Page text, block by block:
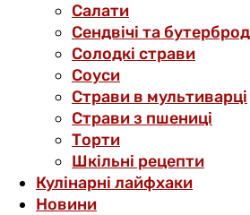
Салати
Сендвічі та
Солодкі страви
Соуси
Страви в мультиварці
Страви з пшениці
Торти
Шкільні рецепти
Кулінарні лайфхаки
Новини